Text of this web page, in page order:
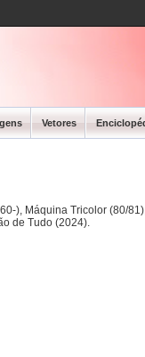
Vetores
), Máquina Tricolor (80/
de Tudo (2024).